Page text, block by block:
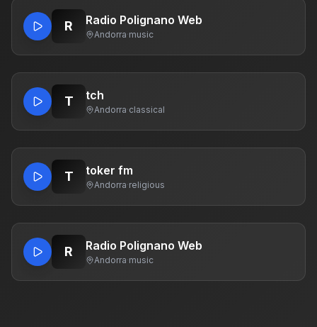
R Radio Polignano Web
Andorra·music
T tch
Andorra·classical
T toker fm
Andorra·religious
R Radio Polignano Web
Andorra·music